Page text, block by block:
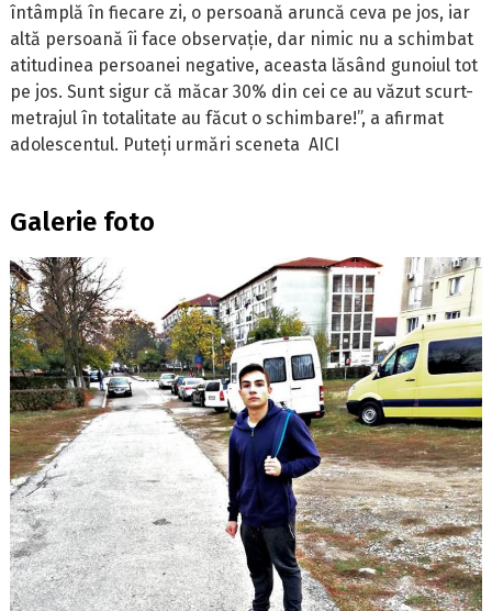
întâmplă în fiecare zi, o persoană aruncă ceva pe jos, iar
altă persoană îi face observație, dar nimic nu a schimbat
atitudinea persoanei negative, aceasta lăsând gunoiul tot
pe jos. Sunt sigur că măcar 30% din cei ce au văzut scurt-
metrajul în totalitate au făcut o schimbare!”, a afirmat
adolescentul. Puteți urmări scenetaAICI
Galerie foto